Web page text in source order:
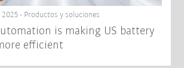
- Productos y soluciones
is making US battery
efficient